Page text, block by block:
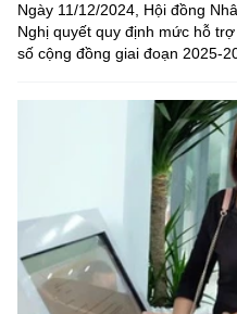
Ngày 11/12/2024, Hội đồng
Nghị quyết quy định mức hỗ
số cộng đồng giai đoạn 2025-